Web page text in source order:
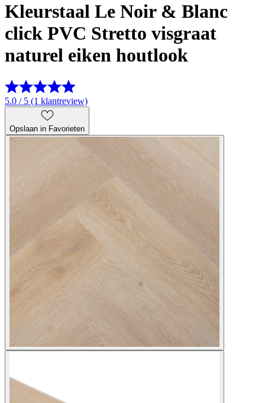
Kleurstaal Le Noir & Blanc
click PVC Stretto visgraat
naturel eiken houtlook
5.0 / 5 (1 klantreview)
Opslaan in Favorieten